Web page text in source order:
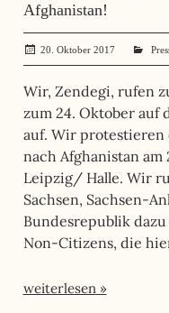
Afghanistan!
20. Oktober 2017
Wir, Zendegi, rufen
zum 24. Oktober auf
auf. Wir protestieren
nach Afghanistan am
Leipzig/ Halle. Wir
Sachsen, Sachsen-
Bundesrepublik
Non-Citizens, die
weiterlesen